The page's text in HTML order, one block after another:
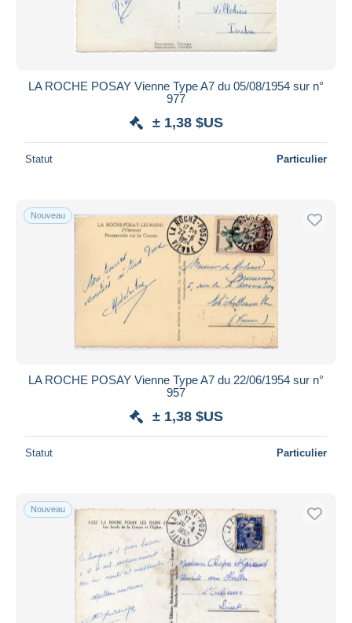
LA ROCHE POSAY Vienne Type A7 du 05/08/1954 sur n°
977
± 1,38 $US
Statut Particulier
Nouveau
LA ROCHE POSAY Vienne Type A7 du 22/06/1954 sur n°
957
± 1,38 $US
Statut Particulier
Nouveau